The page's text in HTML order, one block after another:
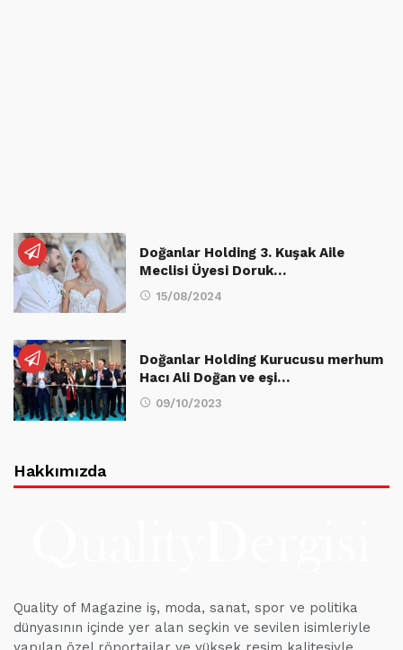
Doğanlar Holding 3. Kuşak Aile
Meclisi Üyesi Doruk…
15/08/2024
Doğanlar Holding Kurucusu merhum
Hacı Ali Doğan ve eşi…
09/10/2023
Hakkımızda
Quality of Magazine iş, moda, sanat, spor ve politika
dünyasının içinde yer alan seçkin ve sevilen isimleriyle